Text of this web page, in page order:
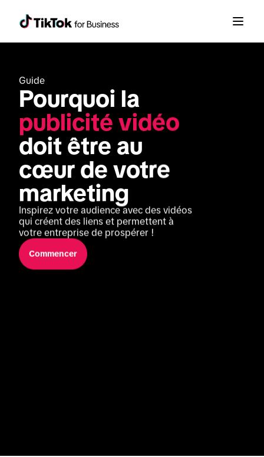
Guide
publicité vidéo
doit être au
cœur de votre
marketing
Inspirez votre audience avec des vidéos
qui créent des liens et permettent à
votre entreprise de prospérer !
Commencer